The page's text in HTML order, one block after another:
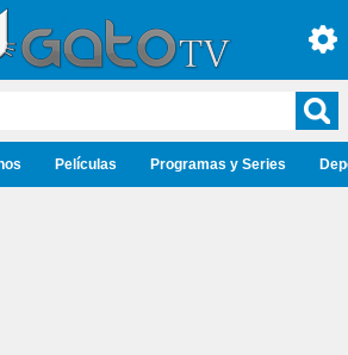
Películas Programas y Series